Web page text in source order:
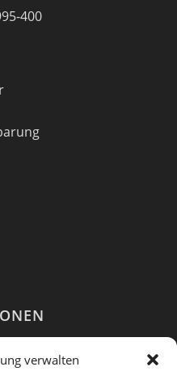
verwalten
400